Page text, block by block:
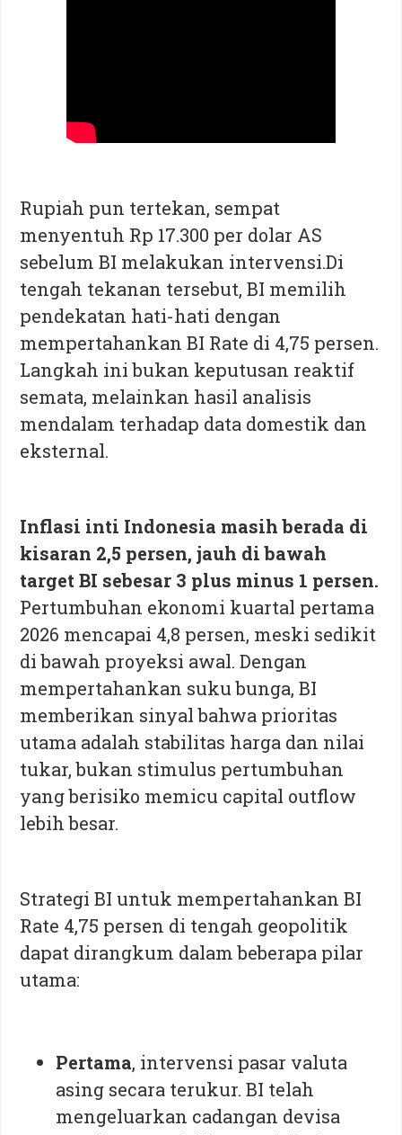
Rupiah pun tertekan, sempat
menyentuh Rp 17.300 per dolar AS
sebelum BI melakukan intervensi.Di
tengah tekanan tersebut, BI memilih
pendekatan hati-hati dengan
mempertahankan BI Rate di 4,75 persen.
Langkah ini bukan keputusan reaktif
semata, melainkan hasil analisis
mendalam terhadap data domestik dan
eksternal.
Inflasi inti Indonesia masih berada di
kisaran 2,5 persen, jauh di bawah
target BI sebesar 3 plus minus 1 persen.
Pertumbuhan ekonomi kuartal pertama
2026 mencapai 4,8 persen, meski sedikit
di bawah proyeksi awal. Dengan
mempertahankan suku bunga, BI
memberikan sinyal bahwa prioritas
utama adalah stabilitas harga dan nilai
tukar, bukan stimulus pertumbuhan
yang berisiko memicu capital outflow
lebih besar.
Strategi BI untuk mempertahankan BI
Rate 4,75 persen di tengah geopolitik
dapat dirangkum dalam beberapa pilar
utama:
Pertama, intervensi pasar valuta
asing secara terukur. BI telah
mengeluarkan cadangan devisa